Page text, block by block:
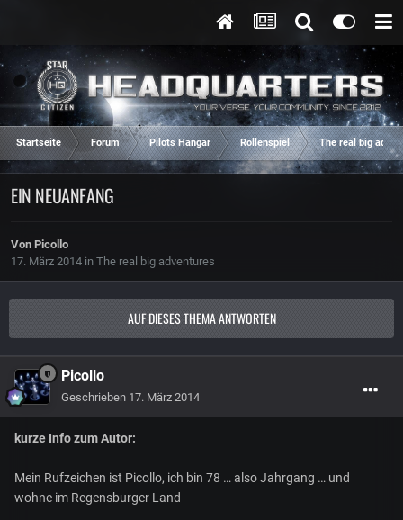
Startseite Forum Pilots Hangar Rollenspiel The real big
EIN NEUANFANG
Von Picollo
17. März 2014 in The real big adventures
AUF DIESES THEMA ANTWORTEN
Picollo
Geschrieben 17. März 2014
kurze Info zum Autor:
Mein Rufzeichen ist Picollo, ich bin 78 … also Jahrgang … und
wohne im Regensburger Land